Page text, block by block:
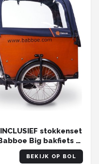
stokkenset
Big bakfiets -
BEKIJK OP BOL